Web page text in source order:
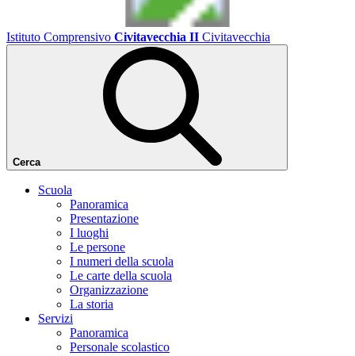
Istituto Comprensivo Civitavecchia II Civitavecchia
Cerca
Scuola
Panoramica
Presentazione
I luoghi
Le persone
I numeri della scuola
Le carte della scuola
Organizzazione
La storia
Servizi
Panoramica
Personale scolastico